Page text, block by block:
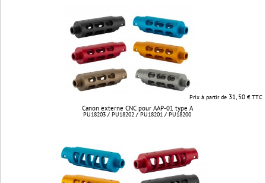
Prix à partir de 31, 50€ TTC
Canon externe CNC pour AAP-01 type A
PU18203 / PU18202 / PU18201 / PU18200